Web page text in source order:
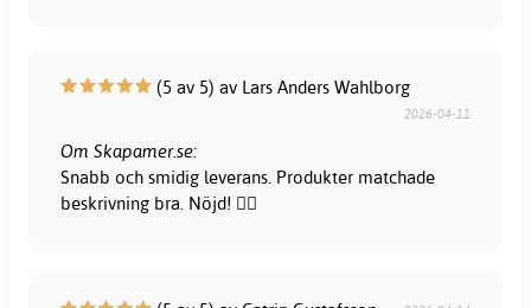
(5 av 5) av Lars Anders Wahlborg
2026-04-11
Om Skapamer.se:
Snabb och smidig leverans. Produkter matchade
beskrivning bra. Nöjd! 👍🏻